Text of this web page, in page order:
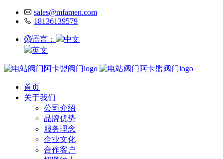
sales@mfamen.com
18136139579
语言：
中文
英文
首页
关于我们
公司介绍
品牌优势
服务理念
企业文化
合作客户